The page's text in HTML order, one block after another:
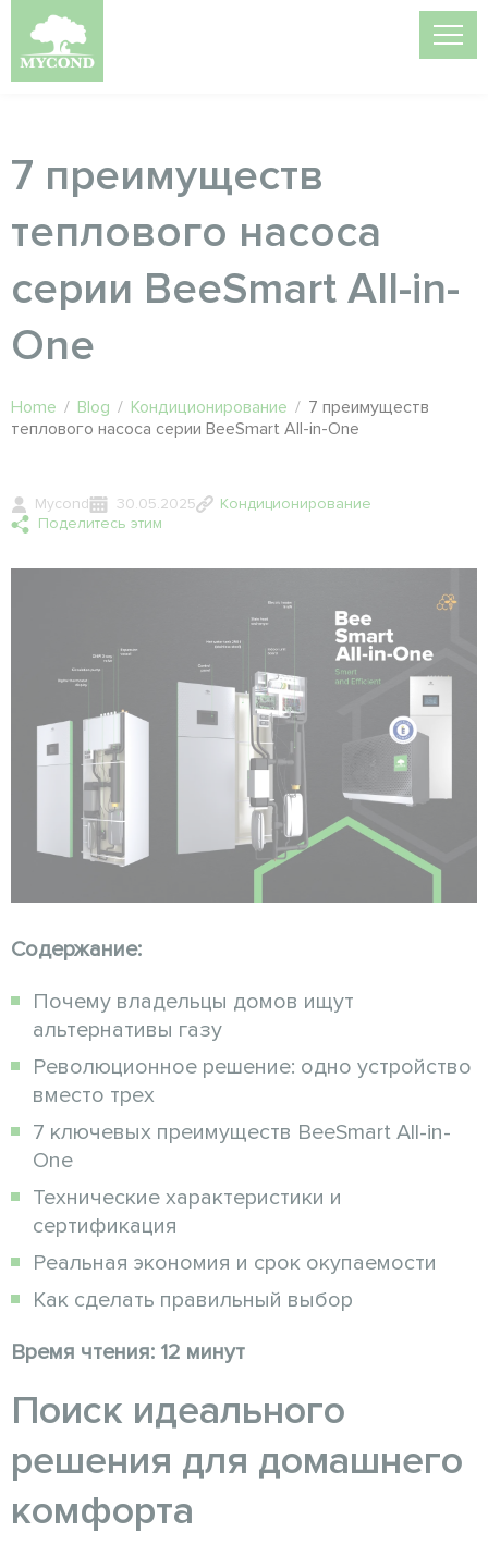
7 преимуществ
теплового насоса
серии BeeSmart All-in-
One
Home / Blog / Кондиционирование / 7 преимуществ
теплового насоса серии BeeSmart All-in-One
Mycond 30.05.2025
Кондиционирование
Поделитесь этим
Содержание:
Почему владельцы домов ищут
альтернативы газу
Революционное решение: одно устройство
вместо трех
7 ключевых преимуществ BeeSmart All-in-
One
Технические характеристики и
сертификация
Реальная экономия и срок окупаемости
Как сделать правильный выбор
Время чтения: 12 минут
Поиск идеального
решения для домашнего
комфорта